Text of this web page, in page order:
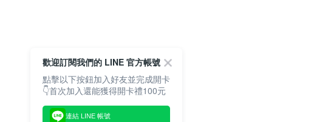
歡迎訂閱我們的 LINE 官方帳號
點擊以下按鈕加入好友並完成開卡
👇首次加入還能獲得開卡禮100元
連結 LINE 帳號